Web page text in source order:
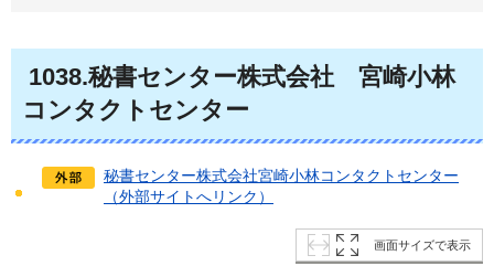
1038.秘書センター株式会社
宮崎小林
コンタクトセンター
秘書センター株式会社宮崎小林コンタクトセンター
（外部サイトへリンク）
画面サイズで表示